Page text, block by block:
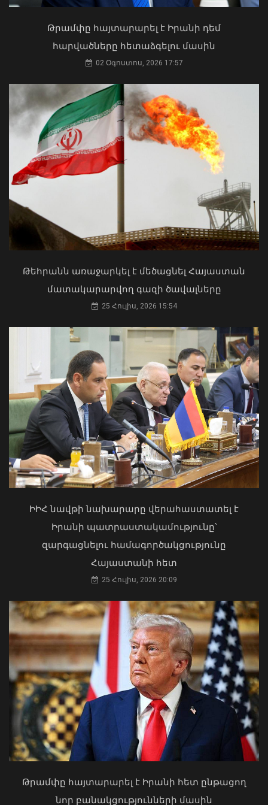
Ծովինար Թադևոսյանը պարգևատրել
է ծառայողական
պարտականությունները
բարեխղճորեն կատարած
ծառայողներին
Երևանում անցկացվեց
հաշմանդամություն ունեցող անձանց
միջազգային մարզական փառատոնը
06 Օգոստոս, 2026 20:00
Քաղաքացիությունը չի կարող լինել
«ներդրման դիմաց արագ ստացվող
ծառայություն». ՆԳ նախարար
06 Օգոստոս, 2026 19:43
Աղաջանյանը` ընդդիմությանը
ՀՀ երկաթուղին ազգային
ռազմավարական սեփականություն է
և պետք է կառավարվի ՀՀ
Բաբաջանյան
31 Հուլիս, 2026 12:08
Մկրտության արարողությունից հետո
Արտաշատում 14 մարդ թունավորման
02 Օգոստոս, 2026 15:06
Երևանի Կենտրոնում պետության
սեփականության իրավունքն է
վերականգնվել 51,9 քմ նկուղային
տարածքի և հողամասի նկատմամբ
31 Հուլիս, 2026 15:26
Թրամփը հայտարարել է Իրանի դեմ
հարվածները հետաձգելու մասին
02 Օգոստոս, 2026 17:57
Թեհրանն առաջարկել է մեծացնել Հայաստան
մատակարարվող գազի ծավալները
25 Հուլիս, 2026 15:54
ԻԻՀ նավթի նախարարը վերահաստատել է
Իրանի պատրաստակամությունը՝
զարգացնելու համագործակցությունը
Հայաստանի հետ
25 Հուլիս, 2026 20:09
Թրամփը հայտարարել է Իրանի հետ ընթացող
նոր բանակցությունների մասին